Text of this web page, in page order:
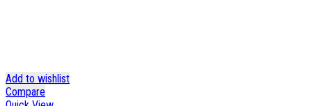
Add to wishlist
Compare